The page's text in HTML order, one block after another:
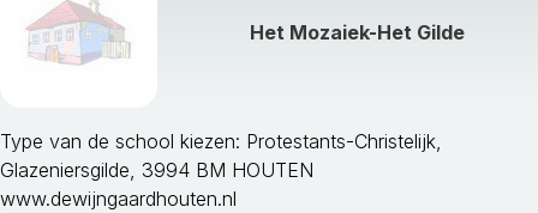
Het Mozaiek-Het Gilde
Type van de school kiezen: Protestants-Christelijk,
Glazeniersgilde, 3994 BM HOUTEN
www.dewijngaardhouten.nl